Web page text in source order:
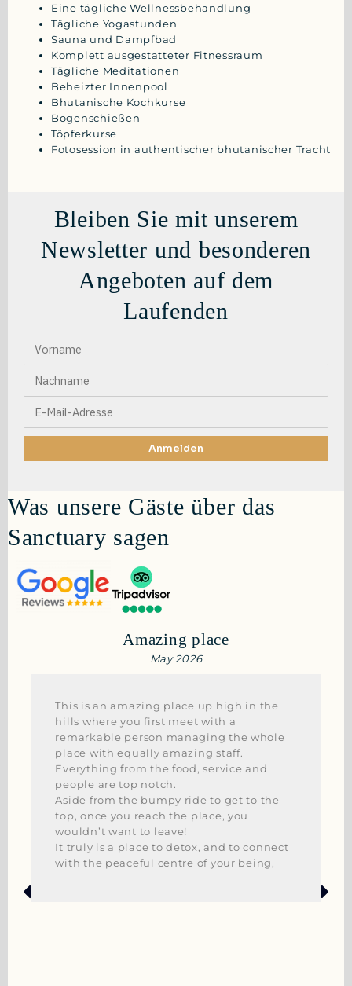
Eine tägliche Wellnessbehandlung
Tägliche Yogastunden
Sauna und Dampfbad
Komplett ausgestatteter Fitnessraum
Tägliche Meditationen
Beheizter Innenpool
Bhutanische Kochkurse
Bogenschießen
Töpferkurse
Fotosession in authentischer bhutanischer Tracht
Bleiben Sie mit unserem
Newsletter und besonderen
Angeboten auf dem
Laufenden
Anmelden
Was unsere Gäste über das
Sanctuary sagen
Amazing place
May 2026
This is an amazing place up high in the
hills where you first meet with a
remarkable person managing the whole
place with equally amazing staff.
Everything from the food, service and
people are top notch.
Aside from the bumpy ride to get to the
top, once you reach the place, you
wouldn’t want to leave!
It truly is a place to detox, and to connect
with the peaceful centre of your being,